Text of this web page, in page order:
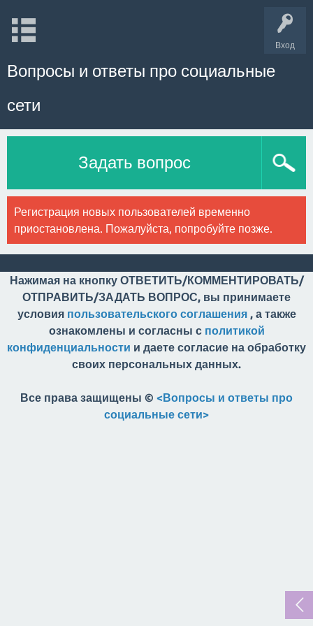
Вход
Вопросы и ответы про социальные
сети
Задать вопрос
Регистрация новых пользователей временно
приостановлена. Пожалуйста, попробуйте позже.
Нажимая на кнопку ОТВЕТИТЬ/КОММЕНТИРОВАТЬ/
ОТПРАВИТЬ/ЗАДАТЬ ВОПРОС, вы принимаете
условия пользовательского соглашения, а также
ознакомлены и согласны с политикой
конфиденциальности и даете согласие на обработку
своих персональных данных.
Все права защищены © <Вопросы и ответы про
социальные сети>